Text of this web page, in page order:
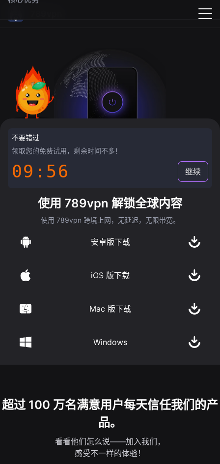
不要错过
领取您的免费试用，剩余时间不多！
09:55 继续
使用 789vpn 解锁全球内容
使用 789vpn 跨境上网，无延迟，无限带宽。
安卓版下载
iOS 版下载
Mac 版下载
Windows
超过 100 万名满意用户每天信任我们的产
品。
看看他们怎么说——加入我们，
感受不一样的体验！